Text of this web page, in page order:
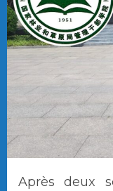
Après deux